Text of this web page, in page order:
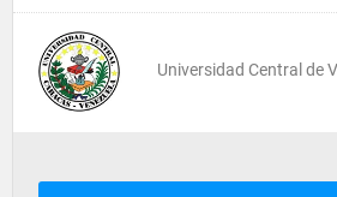
Universidad Central de